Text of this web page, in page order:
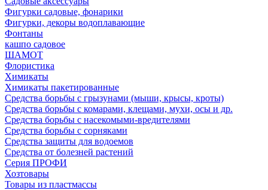
Фигурки садовые, фонарики
Фигурки, декоры водоплавающие
Фонтаны
кашпо садовое
ШАМОТ
Флористика
Химикаты
Химикаты пакетированные
Средства борьбы с грызунами (мыши, крысы, кроты)
Средства борьбы с комарами, клещами, мухи, осы и др.
Средства борьбы с насекомыми-вредителями
Средства борьбы с сорняками
Средства защиты для водоемов
Средства от болезней растений
Серия ПРОФИ
Хозтовары
Товары из пластмассы